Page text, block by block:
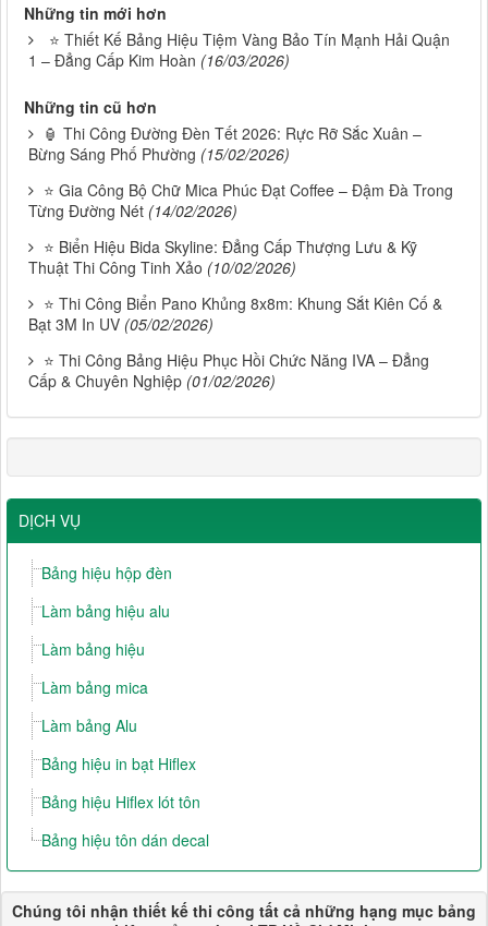
Những tin mới hơn
⭐ Thiết Kế Bảng Hiệu Tiệm Vàng Bảo Tín Mạnh Hải Quận
1 – Đẳng Cấp Kim Hoàn (16/03/2026)
Những tin cũ hơn
🏮 Thi Công Đường Đèn Tết 2026: Rực Rỡ Sắc Xuân –
Bừng Sáng Phố Phường (15/02/2026)
⭐ Gia Công Bộ Chữ Mica Phúc Đạt Coffee – Đậm Đà Trong
Từng Đường Nét (14/02/2026)
⭐ Biển Hiệu Bida Skyline: Đẳng Cấp Thượng Lưu & Kỹ
Thuật Thi Công Tinh Xảo (10/02/2026)
⭐ Thi Công Biển Pano Khủng 8x8m: Khung Sắt Kiên Cố &
Bạt 3M In UV (05/02/2026)
⭐ Thi Công Bảng Hiệu Phục Hồi Chức Năng IVA – Đẳng
Cấp & Chuyên Nghiệp (01/02/2026)
DỊCH VỤ
Bảng hiệu hộp đèn
Làm bảng hiệu alu
Làm bảng hiệu
Làm bảng mica
Làm bảng Alu
Bảng hiệu in bạt Hiflex
Bảng hiệu Hiflex lót tôn
Bảng hiệu tôn dán decal
Chúng tôi nhận thiết kế thi công tất cả những hạng mục bảng